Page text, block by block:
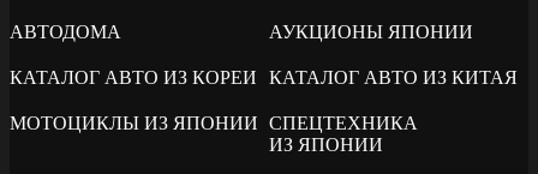
АВТОДОМА АУКЦИОНЫ ЯПОНИИ
КАТАЛОГ АВТО ИЗ КОРЕИ КАТАЛОГ АВТО ИЗ КИТАЯ
МОТОЦИКЛЫ ИЗ ЯПОНИИ СПЕЦТЕХНИКА
ИЗ ЯПОНИИ